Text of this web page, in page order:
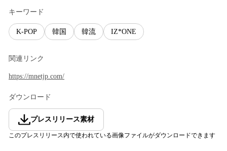
キーワード
K-POP 韓国 韓流 IZ*ONE
関連リンク
https://mnetjp.com/
ダウンロード
プレスリリース素材
このプレスリリース内で使われている画像ファイルがダウンロードできます